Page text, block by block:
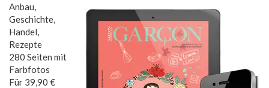
Anbau,
Geschichte,
Handel,
Rezepte
280 Seiten mit
Farbfotos
Für 39,90 €